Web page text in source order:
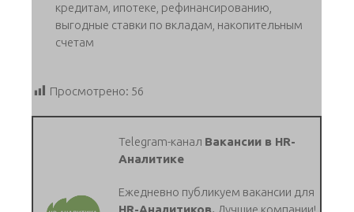
кредитам, ипотеке, рефинансированию,
выгодные ставки по вкладам, накопительным
счетам
Просмотрено: 56
Telegram-канал Вакансии в HR-
Аналитике
Ежедневно публикуем вакансии для